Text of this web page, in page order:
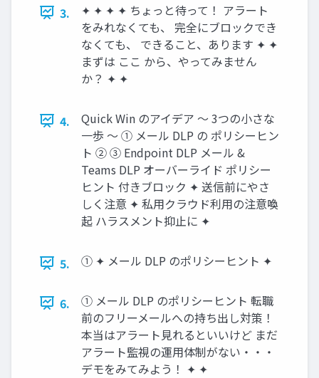
3.
✦ ✦ ✦ ✦ ちょっと待って！ アラート
をみれなくても、 完全にブロックでき
なくても、 できること、あります ✦ ✦
まずは ここ から、やってみません
か？ ✦ ✦
4.
Quick Win のアイデア 〜 3つの小さな
一歩 〜 ① メール DLP の ポリシーヒン
ト ② ③ Endpoint DLP メール &
Teams DLP オーバーライド ポリシー
ヒント 付きブロック ✦ 送信前にやさ
しく注意 ✦ 私用クラウド利用の注意喚
起 ハラスメント抑止に ✦
5. ① ✦ メール DLP のポリシーヒント ✦
6.
① メール DLP のポリシーヒント 転職
前のフリーメールへの持ち出し対策！
本当はアラート見れるといいけど まだ
アラート監視の運用体制がない・・・
デモをみてみよう！ ✦ ✦